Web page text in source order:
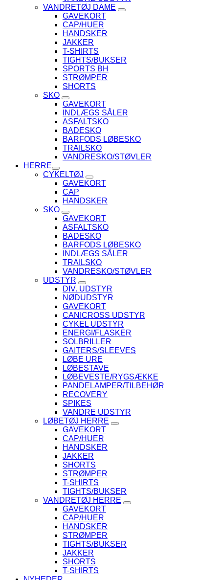
VANDRETØJ DAME
GAVEKORT
CAP/HUER
HANDSKER
JAKKER
T-SHIRTS
TIGHTS/BUKSER
SPORTS BH
STRØMPER
SHORTS
SKO
GAVEKORT
INDLÆGS SÅLER
ASFALTSKO
BADESKO
BARFODS LØBESKO
TRAILSKO
VANDRESKO/STØVLER
HERRE
CYKELTØJ
GAVEKORT
CAP
HANDSKER
SKO
GAVEKORT
ASFALTSKO
BADESKO
BARFODS LØBESKO
INDLÆGS SÅLER
TRAILSKO
VANDRESKO/STØVLER
UDSTYR
DIV. UDSTYR
NØDUDSTYR
GAVEKORT
CANICROSS UDSTYR
CYKEL UDSTYR
ENERGI/FLASKER
SOLBRILLER
GAITERS/SLEEVES
LØBE URE
LØBESTAVE
LØBEVESTE/RYGSÆKKE
PANDELAMPER/TILBEHØR
RECOVERY
SPIKES
VANDRE UDSTYR
LØBETØJ HERRE
GAVEKORT
CAP/HUER
HANDSKER
JAKKER
SHORTS
STRØMPER
T-SHIRTS
TIGHTS/BUKSER
VANDRETØJ HERRE
GAVEKORT
CAP/HUER
HANDSKER
STRØMPER
TIGHTS/BUKSER
JAKKER
SHORTS
T-SHIRTS